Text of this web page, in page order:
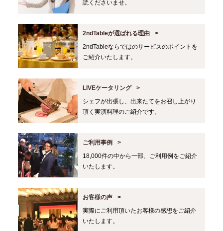
読くださいませ。
2ndTableが選ばれる理由
2ndTableならではのサービスのポイントを
ご紹介いたします。
LIVEケータリング
シェフが出張し、出来たてをお召し上がり
頂く実演料理のご紹介です。
ご利用事例
18,000件の中から一部、ご利用例をご紹介
いたします。
お客様の声
実際にご利用頂いたお客様の感想をご紹介
いたします。